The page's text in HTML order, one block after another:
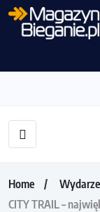
Home
CITY TRAIL –